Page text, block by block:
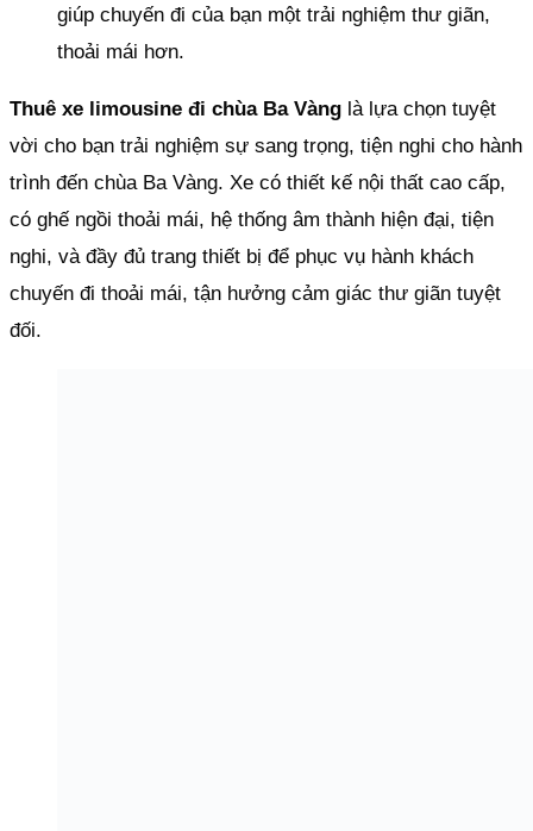
giúp chuyến đi của bạn một trải nghiệm thư giãn,
thoải mái hơn.
Thuê xe limousine đi chùa Ba Vàng là lựa chọn tuyệt
vời cho bạn trải nghiệm sự sang trọng, tiện nghi cho hành
trình đến chùa Ba Vàng. Xe có thiết kế nội thất cao cấp,
có ghế ngồi thoải mái, hệ thống âm thành hiện đại, tiện
nghi, và đầy đủ trang thiết bị để phục vụ hành khách
chuyến đi thoải mái, tận hưởng cảm giác thư giãn tuyệt
đối.